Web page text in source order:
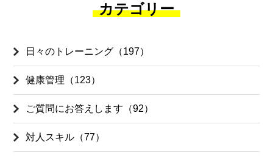
カテゴリー
日々のトレーニング（197）
健康管理（123）
ご質問にお答えします（92）
対人スキル（77）